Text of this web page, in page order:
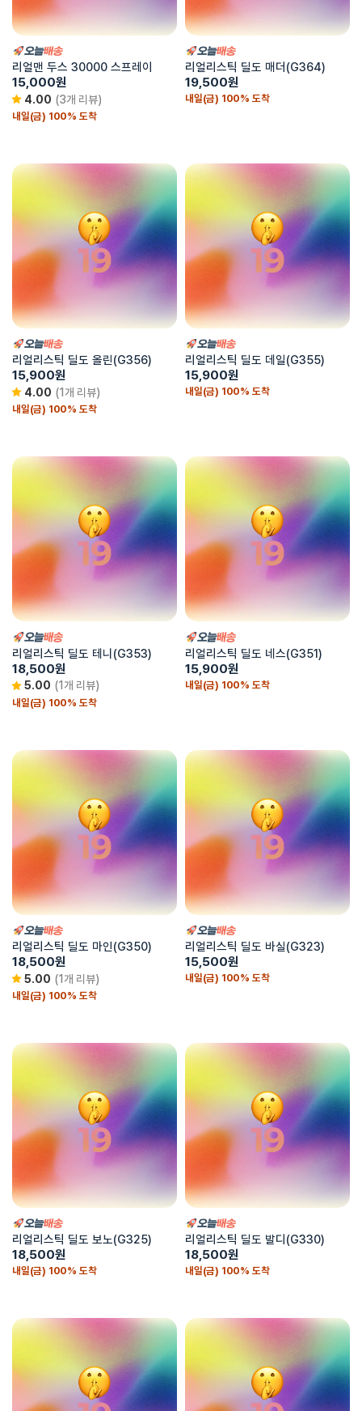
내일(금) 100% 도착
리얼맨 두스 30000 스프레이
15,000원
4.00 (3개 리뷰) 내일(금) 100% 도착
리얼리스틱 딜도 매더(G364)
19,500원
내일(금) 100% 도착
리얼리스틱 딜도 올린(G356)
15,900원
4.00 (1개 리뷰) 내일(금) 100% 도착
리얼리스틱 딜도 데일(G355)
15,900원
내일(금) 100% 도착
리얼리스틱 딜도 테니(G353)
18,500원
5.00 (1개 리뷰) 내일(금) 100% 도착
리얼리스틱 딜도 네스(G351)
15,900원
내일(금) 100% 도착
리얼리스틱 딜도 마인(G350)
18,500원
5.00 (1개 리뷰) 내일(금) 100% 도착
리얼리스틱 딜도 바실(G323)
15,500원
내일(금) 100% 도착
리얼리스틱 딜도 보노(G325)
18,500원
내일(금) 100% 도착
리얼리스틱 딜도 발디(G330)
18,500원